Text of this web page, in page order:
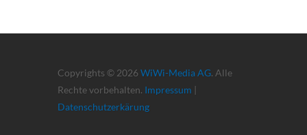
Copyrights © 2026 WiWi-Media AG. Alle
Rechte vorbehalten. Impressum |
Datenschutzerkärung